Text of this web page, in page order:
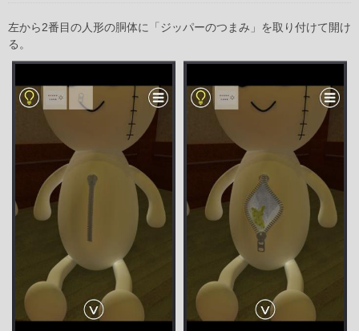
左から2番目の人形の胴体に「ジッパーのつまみ」を取り付けて開け
る。